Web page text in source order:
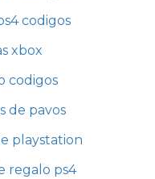
codigos
xbox
codigos
de pavos
playstation
regalo ps4